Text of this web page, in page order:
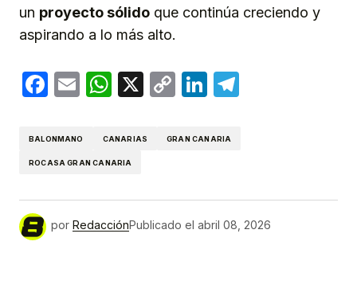
un proyecto sólido que continúa creciendo y
aspirando a lo más alto.
Facebook
EmailWhatsApp
X
CopyLinkedIn
BALONMANO CANARIAS GRAN CANARIA
ROCASA GRAN CANARIA
por RedacciónPublicado el abril 08, 2026